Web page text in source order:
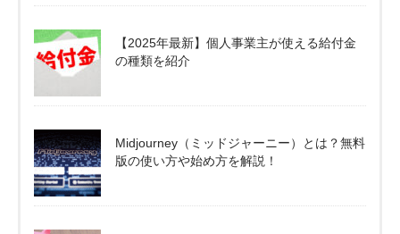
【2025年最新】個人事業主が使える給付金
の種類を紹介
Midjourney（ミッドジャーニー）とは？無料
版の使い方や始め方を解説！